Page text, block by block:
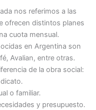
nos referimos a las
ofrecen distintos planes
cuota mensual.
en Argentina son
Avalian, entre otras.
de la obra social:
o familiar.
y presupuesto.